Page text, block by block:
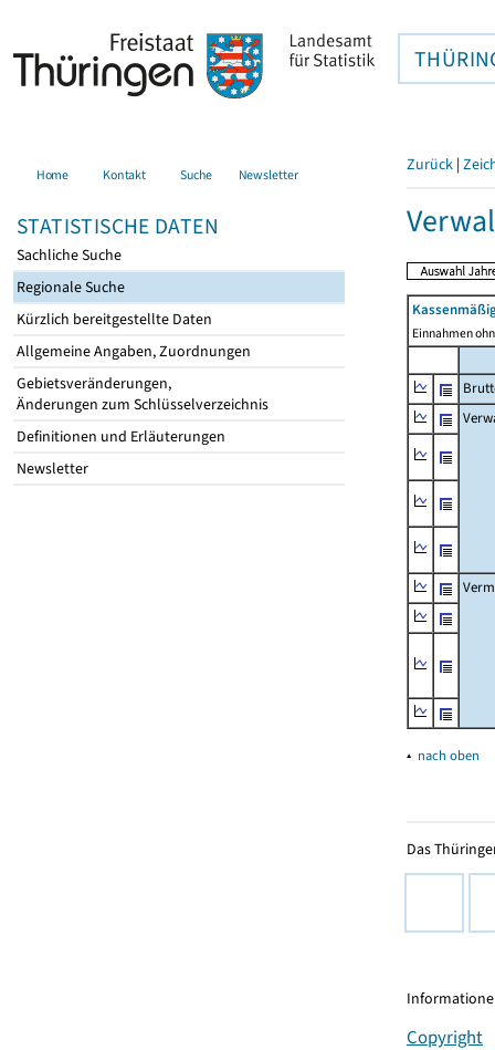
Home Kontakt Suche Newsletter
STATISTISCHE DATEN
Sachliche Suche
Regionale Suche
Kürzlich bereitgestellte Daten
Allgemeine Angaben, Zuordnungen
Gebietsveränderungen,
Änderungen zum Schlüsselverzeichnis
Definitionen und Erläuterungen
Newsletter
Zurück |
Einnahmen
▴ nach oben
Das
Copyright